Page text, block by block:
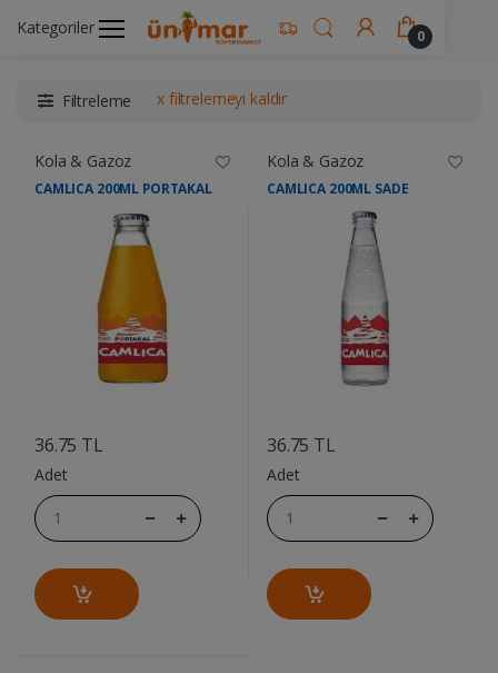
Kategoriler 0
Ünimar Anasayfa İçecekler Kola & Gazoz
Filtreleme x filtrelemeyi kaldır
Kola & Gazoz
CAMLICA 200ML PORTAKAL
36.75 TL
Adet
Kola & Gazoz
CAMLICA 200ML SADE
36.75 TL
Adet